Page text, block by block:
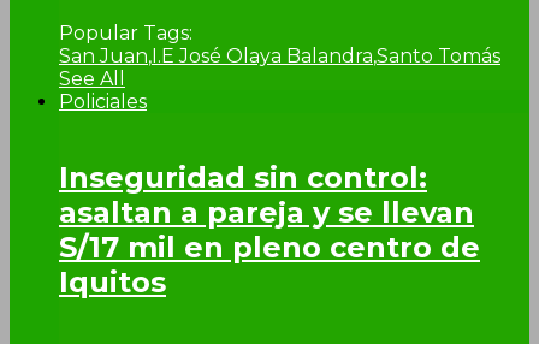
Popular Tags:
San Juan, I.E José Olaya Balandra,Santo Tomás
See All
Policiales
Inseguridad sin control:
asaltan a pareja y se llevan
S/17 mil en pleno centro de
Iquitos